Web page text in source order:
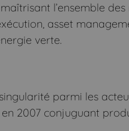
l’ensemble
asset
verte.
parmi les
2007 conjuguant